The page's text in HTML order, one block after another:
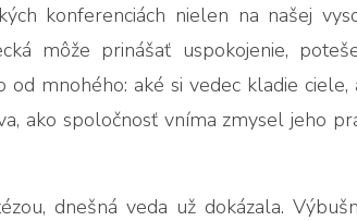
konferenciách nielen na našej
môže prinášať uspokojenie,
mnohého: aké si vedec kladie ciele,
ako spoločnosť vníma zmysel jeho
dnešná veda už dokázala.